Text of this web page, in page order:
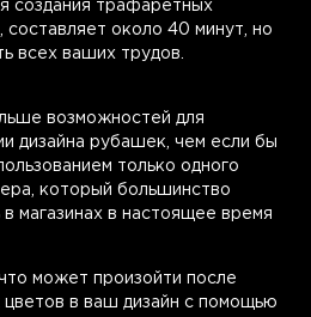
создания трафаретных
около 40 минут, но
всех ваших трудов.
возможностей для
дизайна рубашек, чем если бы
только одного
который большинство
магазинах в настоящее время
может произойти после
цветов в ваш дизайн с помощью